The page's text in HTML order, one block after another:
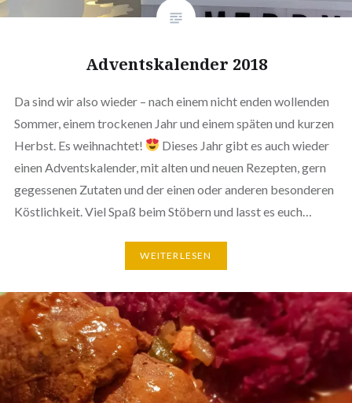
Adventskalender 2018
Da sind wir also wieder – nach einem nicht enden wollenden
Sommer, einem trockenen Jahr und einem späten und kurzen
Herbst. Es weihnachtet!
Dieses Jahr gibt es auch wieder
einen Adventskalender, mit alten und neuen Rezepten, gern
gegessenen Zutaten und der einen oder anderen besonderen
Köstlichkeit. Viel Spaß beim Stöbern und lasst es euch…
WEITERLESEN